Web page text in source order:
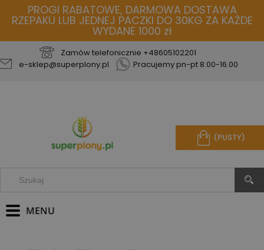
PROGI RABATOWE, DARMOWA DOSTAWA
RZEPAKU LUB JEDNEJ PACZKI DO 30KG ZA KAŻDE
WYDANE 1000 zł
Zamów telefonicznie +48605102201
e-sklep@superplony.pl
Pracujemy pn-pt 8.00-16.00
(PUSTY)